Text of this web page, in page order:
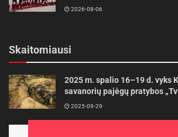
žmones, aktyviai besidominčius
visiems varžybų dalyviams,
žiūrovams už puikią atmosferą bei
įsitraukimą.
2026-08-06
Skaitomiausi
2025 m. spalio 16–19 d. vyks
savanorių pajėgų pratybos
2025-09-29